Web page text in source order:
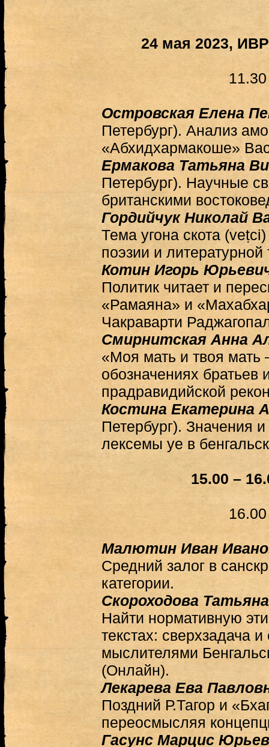
24 мая 2023,
Островская Елена
Петербург). Анализ
«Абхидхармакоше»
Ермакова Татьяна
Петербург). Научные
британскими
Гордийчук Николай
Тема угона скота
поэзии и
Котин Игорь
Политик читает и
«Рамаяна» и
Чакраварти
Смирнитская Анна
«Моя мать и твоя мать
обозначениях братьев
прадравидийской
Костина Екатерина
Петербург). Значения
лексемы ye в
15.00 –
Малютин Иван
Средний залог в
категории.
Скороходова
Найти нормативную
текстах: сверхзадача
мыслителями
(Онлайн).
Лекарева Ева
Поздний Р.Тагор и
переосмысляя
Гасунс Марцис